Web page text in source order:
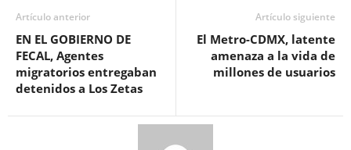
Artículo anterior
EN EL GOBIERNO DE
FECAL, Agentes
migratorios entregaban
detenidos a Los Zetas
Artículo siguiente
El Metro-CDMX, latente
amenaza a la vida de
millones de usuarios